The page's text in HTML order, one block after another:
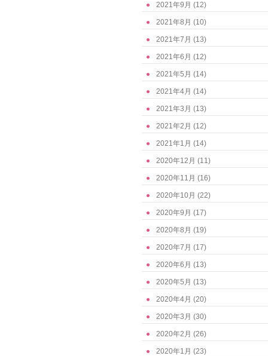
2021年9月 (12)
2021年8月 (10)
2021年7月 (13)
2021年6月 (12)
2021年5月 (14)
2021年4月 (14)
2021年3月 (13)
2021年2月 (12)
2021年1月 (14)
2020年12月 (11)
2020年11月 (16)
2020年10月 (22)
2020年9月 (17)
2020年8月 (19)
2020年7月 (17)
2020年6月 (13)
2020年5月 (13)
2020年4月 (20)
2020年3月 (30)
2020年2月 (26)
2020年1月 (23)